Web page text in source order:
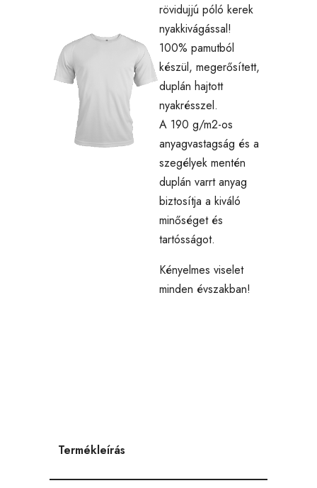
rövidujjú póló kerek
nyakkivágással!
100% pamutból
készül, megerősített,
duplán hajtott
nyakrésszel.
A 190 g/m2-os
anyagvastagság és a
szegélyek mentén
duplán varrt anyag
biztosítja a kiváló
minőséget és
tartósságot.
Kényelmes viselet
minden évszakban!
Termékleírás